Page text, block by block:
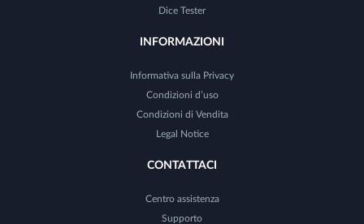
Dice Tester
INFORMAZIONI
Informativa sulla Privacy
Condizioni d’uso
Condizioni di Vendita
Legal Notice
CONTATTACI
Centro assistenza
Supporto